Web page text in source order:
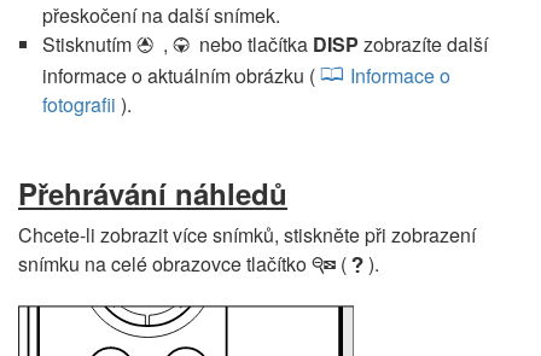
přeskočení na další snímek.
Stisknutím 1 , 3 nebo tlačítka DISP zobrazíte další
informace o aktuálním obrázku (
Informace o
fotografii ).
Přehrávání náhledů
Chcete-li zobrazit více snímků, stiskněte při zobrazení
snímku na celé obrazovce tlačítko W ( Q ).